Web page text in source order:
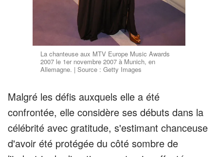
La chanteuse aux MTV Europe Music Awards
2007 le 1er novembre 2007 à Munich, en
Allemagne. | Source : Getty Images
Malgré les défis auxquels elle a été
confrontée, elle considère ses débuts dans la
célébrité avec gratitude, s'estimant chanceuse
d'avoir été protégée du côté sombre de